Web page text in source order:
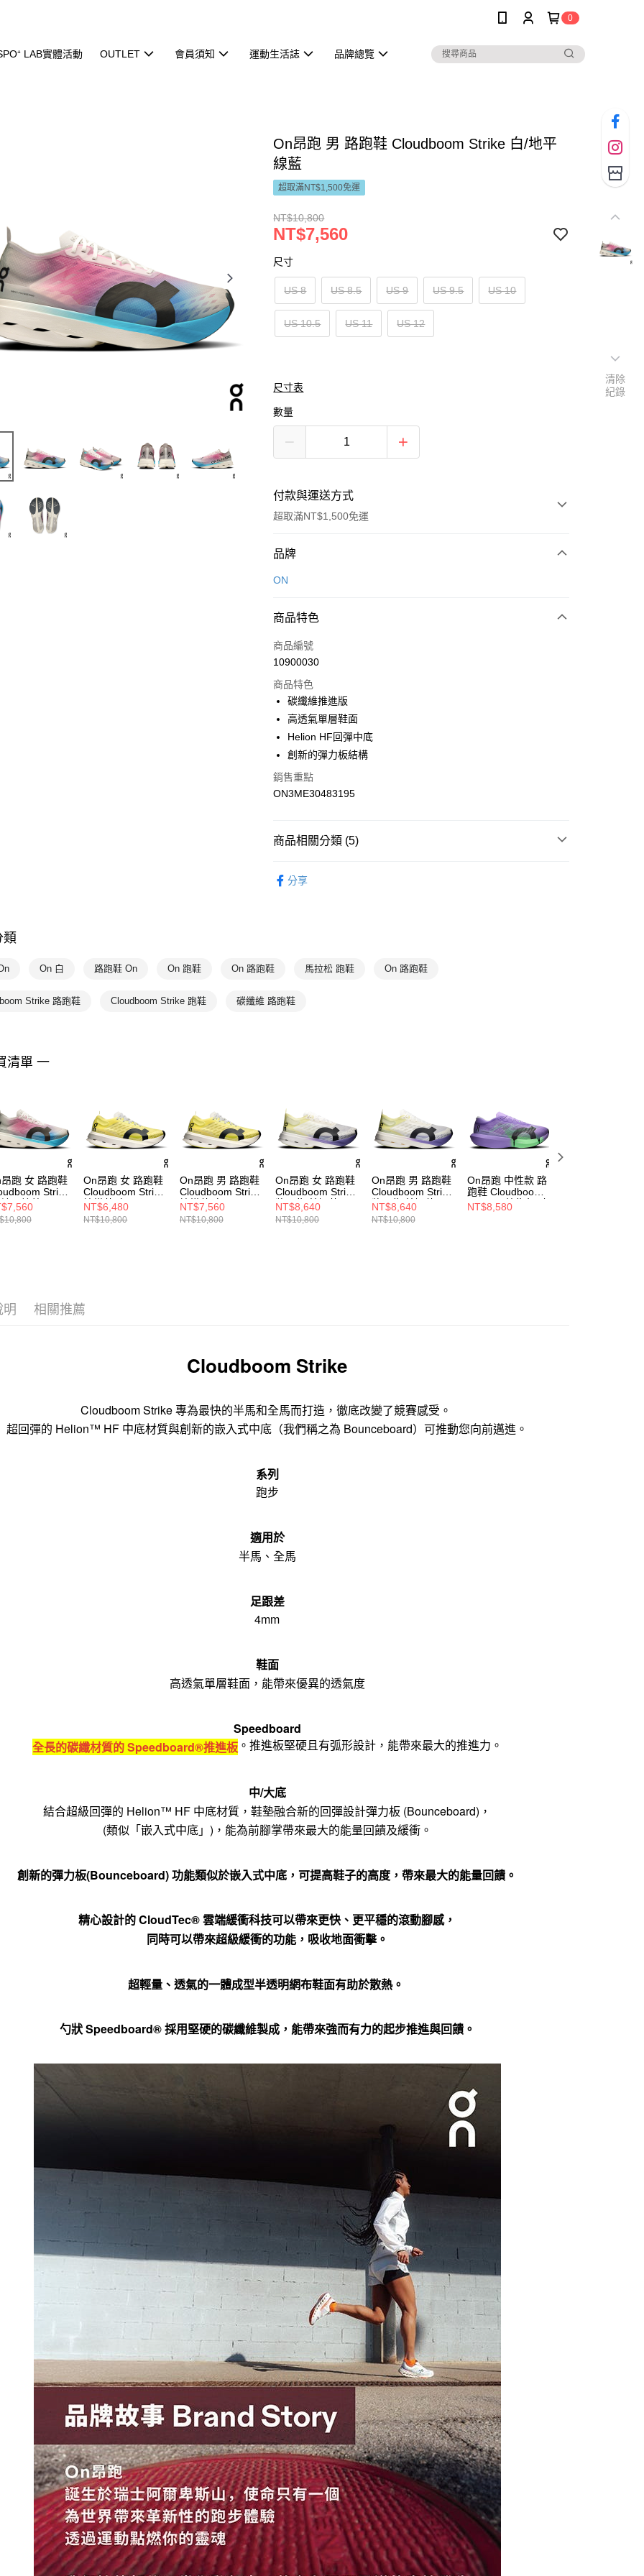
0
LAB實體活動 OUTLET 會員須知 運動生活誌 品牌總覽
On昂跑 男 路跑鞋 Cloudboom Strike 白/地平
線藍
超取滿NT$1,500免運
NT$10,800
NT$7,560
尺寸
US 8 US 8.5 US 9 US 9.5 US 10
US 10.5 US 11 US 12
尺寸表
數量
付款與運送方式
超取滿NT$1,500免運
付款方式
信用卡一次付款
悠遊付
運送方式
7-11取貨(快速到店)
每筆NT$100，滿NT$1,500(含以上)免運費
宅配-本島
每筆NT$100，滿NT$1,500(含以上)免運費
品牌
ON
商品特色
商品編號
10900030
商品特色
碳纖維推進版
高透氣單層鞋面
Helion HF回彈中底
創新的彈力板結構
銷售重點
ON3ME30483195
商品相關分類 (5)
On昂跑 LAST CHANCE
分享
類
On 白 路跑鞋 On On 跑鞋 On 路跑鞋 馬拉松 跑鞋 On 路跑鞋
Strike 路跑鞋 Cloudboom Strike 跑鞋 碳纖維 路跑鞋
清單 一
跑 女 路跑鞋
Strike
平線藍
On昂跑 女 路跑鞋
Cloudboom Strike
檸檬黃/白
NT$6,480
NT$10,800
On昂跑 男 路跑鞋
Cloudboom Strike
檸檬黃/白
NT$7,560
NT$10,800
On昂跑 女 路跑鞋
Cloudboom Strike
漿果紫/萊姆黃
NT$8,640
NT$10,800
On昂跑 男 路跑鞋
Cloudboom Strike
漿果紫/萊姆黃
NT$8,640
NT$10,800
On昂跑 中性款 路
跑鞋 Cloudboom
Strike 2 藍紫色/礦
石綠
NT$8,580
明 相關推薦
Cloudboom Strike
Cloudboom Strike 專為最快的半馬和全馬而打造，徹底改變了競賽感受。
超回彈的 Helion™ HF 中底材質與創新的嵌入式中底（我們稱之為 Bounceboard）可推動您向前邁進。
系列
跑步
適用於
半馬、全馬
足跟差
4mm
鞋面
高透氣單層鞋面，能帶來優異的透氣度
Speedboard
全長的碳纖材質的 Speedboard®推進板。推進板堅硬且有弧形設計，能帶來最大的推進力。
中/大底
結合超級回彈的 Helion™ HF 中底材質，鞋墊融合新的回彈設計彈力板 (Bounceboard)，
(類似「嵌入式中底」)，能為前腳掌帶來最大的能量回饋及緩衝。
創新的彈力板(Bounceboard) 功能類似於嵌入式中底，可提高鞋子的高度，帶來最大的能量回饋。
精心設計的 CloudTec® 雲端緩衝科技可以帶來更快、更平穩的滾動腳感，
同時可以帶來超級緩衝的功能，吸收地面衝擊。
超輕量、透氣的一體成型半透明網布鞋面有助於散熱。
勺狀 Speedboard® 採用堅硬的碳纖維製成，能帶來強而有力的起步推進與回饋。
清除
紀錄